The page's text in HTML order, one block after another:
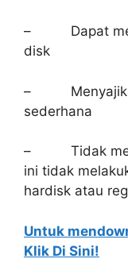
– Dapat
disk
– Menyajikan
sederhana
– Tidak
ini tidak
hardisk atau
Untuk
Klik Di Sini!